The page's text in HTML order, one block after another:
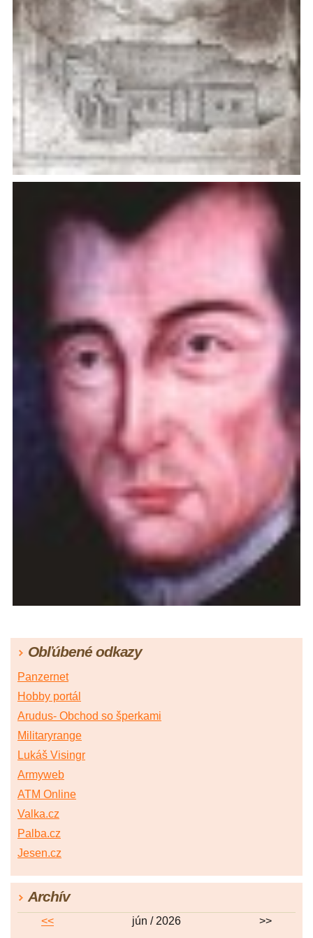
Obľúbené odkazy
Panzernet
Hobby portál
Arudus- Obchod so šperkami
Militaryrange
Lukáš Visingr
Armyweb
ATM Online
Valka.cz
Palba.cz
Jesen.cz
Archív
<< jún / 2026 >>